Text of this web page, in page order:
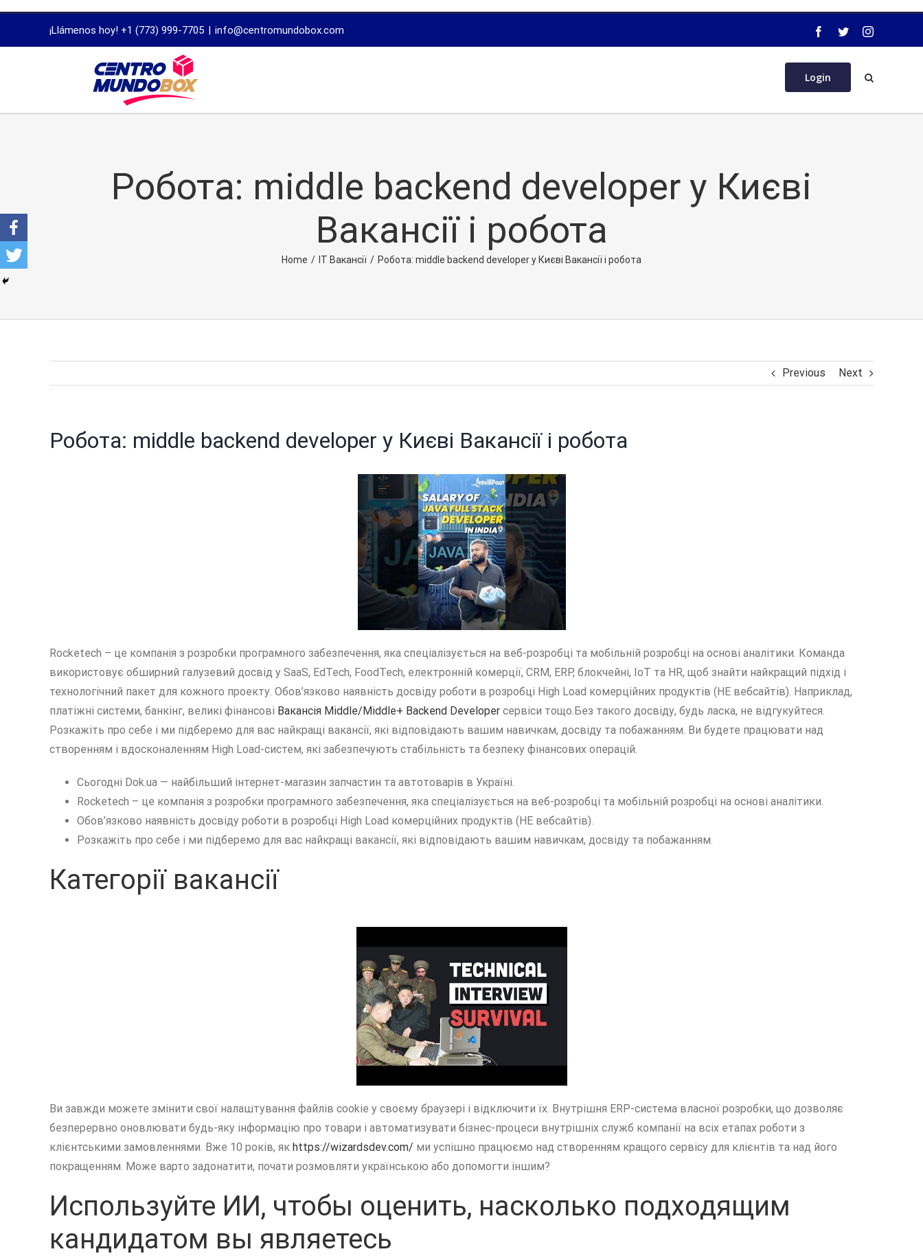
dissertation
¡Llámenos hoy! +1 (773) 999-7705 | info@centromundobox.com
Login
Робота: middle backend developer у Києві
Вакансії і робота
Home / IT Вакансії / Робота: middle backend developer у Києві Вакансії і робота
Previous Next
Робота: middle backend developer у Києві Вакансії і робота
Rocketech – це компанія з розробки програмного забезпечення, яка спеціалізується на веб-розробці та мобільній розробці на основі аналітики. Команда
використовує обширний галузевий досвід у SaaS, EdTech, FoodTech, електронній комерції, CRM, ERP, блокчейні, IoT та HR, щоб знайти найкращий підхід і
технологічний пакет для кожного проекту. Обов’язково наявність досвіду роботи в розробці High Load комерційних продуктів (НЕ вебсайтів). Наприклад,
платіжні системи, банкінг, великі фінансові Вакансія Middle/Middle+ Backend Developer сервіси тощо.Без такого досвіду, будь ласка, не відгукуйтеся.
Розкажіть про себе і ми підберемо для вас найкращі вакансії, які відповідають вашим навичкам, досвіду та побажанням. Ви будете працювати над
створенням і вдосконаленням High Load-систем, які забезпечують стабільність та безпеку фінансових операцій.
Сьогодні Dok.ua — найбільший інтернет-магазин запчастин та автотоварів в Україні.
Rocketech – це компанія з розробки програмного забезпечення, яка спеціалізується на веб-розробці та мобільній розробці на основі аналітики.
Обов’язково наявність досвіду роботи в розробці High Load комерційних продуктів (НЕ вебсайтів).
Розкажіть про себе і ми підберемо для вас найкращі вакансії, які відповідають вашим навичкам, досвіду та побажанням.
Категорії вакансії
Ви завжди можете змінити свої налаштування файлів cookie у своєму браузері і відключити їх. Внутрішня ERP-система власної розробки, що дозволяє
безперервно оновлювати будь-яку інформацію про товари і автоматизувати бізнес-процеси внутрішніх служб компанії на всіх етапах роботи з
клієнтськими замовленнями. Вже 10 років, як https://wizardsdev.com/ ми успішно працюємо над створенням кращого сервісу для клієнтів та над його
покращенням. Може варто задонатити, почати розмовляти українською або допомогти іншим?
Используйте ИИ, чтобы оценить, насколько подходящим
кандидатом вы являетесь